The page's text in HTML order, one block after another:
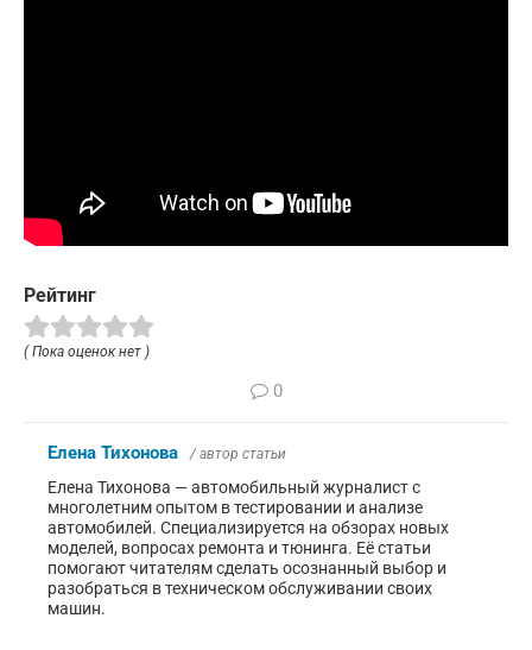
Рейтинг
( Пока оценок нет )
0
Елена Тихонова / автор статьи
Елена Тихонова — автомобильный журналист с
многолетним опытом в тестировании и анализе
автомобилей. Специализируется на обзорах новых
моделей, вопросах ремонта и тюнинга. Её статьи
помогают читателям сделать осознанный выбор и
разобраться в техническом обслуживании своих
машин.